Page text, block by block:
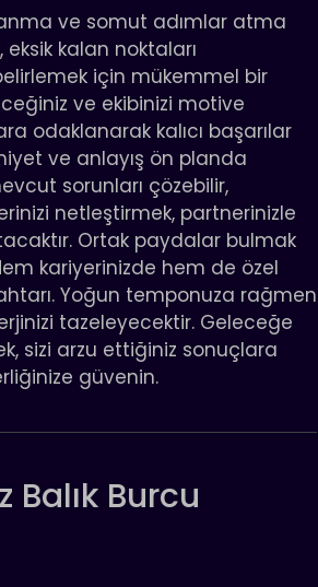
ve somut adımlar atma
kalan noktaları
için mükemmel bir
ve ekibinizi motive
odaklanarak kalıcı başarılar
ve anlayış ön planda
sorunları çözebilir,
netleştirmek, partnerinizle
Ortak paydalar bulmak
kariyerinizde hem de özel
Yoğun temponuza rağmen
tazeleyecektir. Geleceğe
sizi arzu ettiğiniz sonuçlara
güvenin.
Balık Burcu